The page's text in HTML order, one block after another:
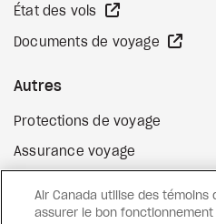
État des vols
Documents de voyage
Autres
Protections de voyage
Assurance voyage
Surclassement de vol
Air Canada utilise des témoins
assurer le bon fonctionnement